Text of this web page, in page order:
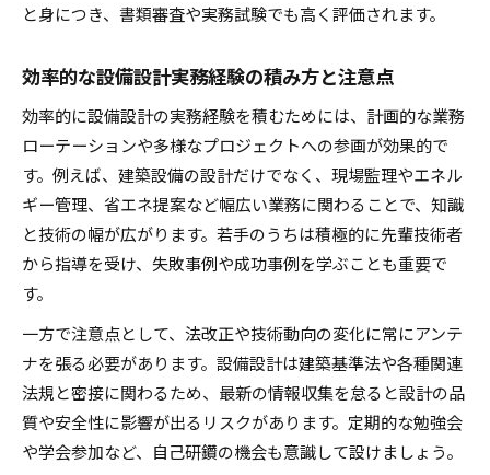
と身につき、書類審査や実務試験でも高く評価されます。
効率的な設備設計実務経験の積み方と注意点
効率的に設備設計の実務経験を積むためには、計画的な業務
ローテーションや多様なプロジェクトへの参画が効果的で
す。例えば、建築設備の設計だけでなく、現場監理やエネル
ギー管理、省エネ提案など幅広い業務に関わることで、知識
と技術の幅が広がります。若手のうちは積極的に先輩技術者
から指導を受け、失敗事例や成功事例を学ぶことも重要で
す。
一方で注意点として、法改正や技術動向の変化に常にアンテ
ナを張る必要があります。設備設計は建築基準法や各種関連
法規と密接に関わるため、最新の情報収集を怠ると設計の品
質や安全性に影響が出るリスクがあります。定期的な勉強会
や学会参加など、自己研鑽の機会も意識して設けましょう。